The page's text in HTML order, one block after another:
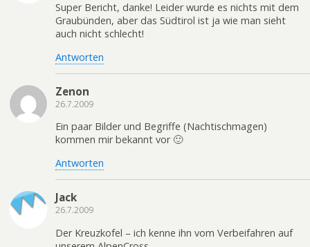
Super Bericht, danke! Leider wurde es nichts mit dem
Graubünden, aber das Südtirol ist ja wie man sieht
auch nicht schlecht!
Antworten
Zenon
26.7.2009
Ein paar Bilder und Begriffe (Nachtischmagen)
kommen mir bekannt vor 🙂
Antworten
Jack
26.7.2009
Der Kreuzkofel – ich kenne ihn vom Verbeifahren auf